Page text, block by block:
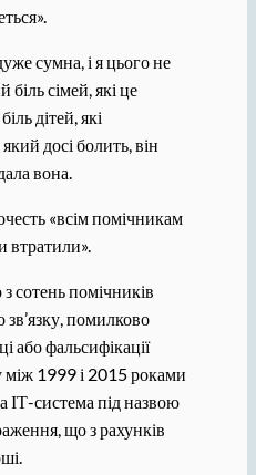
сумна, і я цього не
сімей, які це
дітей, які
досі болить, він
вона.
«всім помічникам
втратили».
сотень помічників
помилково
або фальсифікації
між 1999 і 2015 роками
ІТ-система під назвою
що з рахунків